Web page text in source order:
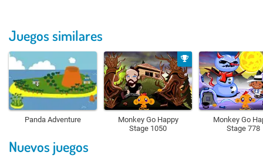
Juegos similares
Panda Adventure
Monkey Go Happy
Stage 1050
Monkey Go
Stage 778
Nuevos juegos